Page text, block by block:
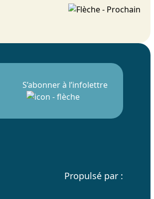
S’abonner à l’infolettre
Propulsé par :